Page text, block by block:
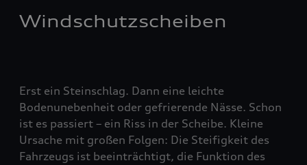
Windschutzscheiben
Erst ein Steinschlag. Dann eine leichte
Bodenunebenheit oder gefrierende Nässe. Schon
ist es passiert – ein Riss in der Scheibe. Kleine
Ursache mit großen Folgen: Die Steifigkeit des
Fahrzeugs ist beeinträchtigt, die Funktion des